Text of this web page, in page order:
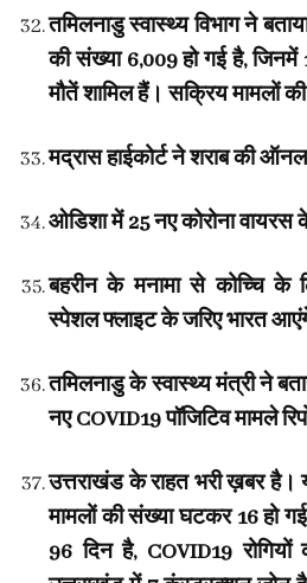
तमिलनाडु स्वास्थ्य विभाग ने
की संख्या 6,009 हो गई है,
मौतें शामिल हैं। सक्रिय मामलों
मद्रास हाईकोर्ट ने शराब की
ओडिशा में 25 नए कोरोना
बहरीन के मनामा से कोच्चि के
स्पेशल फ्लाइट के जरिए भारत
तमिलनाडु के स्वास्थ्य मंत्री ने
नए COVID19 पॉजिटिव मामले
उत्तराखंड के राहत भरी ख़बर
मामलों की संख्या घटकर 16 हो
96 दिन है, COVID19